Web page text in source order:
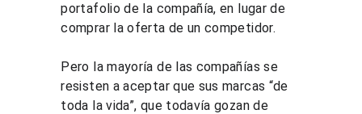
portafolio de la compañía, en lugar de
comprar la oferta de un competidor.
Pero la mayoría de las compañías se
resisten a aceptar que sus marcas “de
toda la vida”, que todavía gozan de